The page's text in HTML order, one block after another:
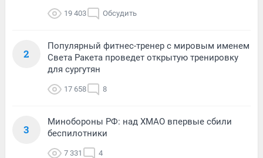
19 403 Обсудить
2
Популярный фитнес-тренер с мировым именем
Света Ракета проведет открытую тренировку
для сургутян
17 658 8
3
Минобороны РФ: над ХМАО впервые сбили
беспилотники
7 331 4